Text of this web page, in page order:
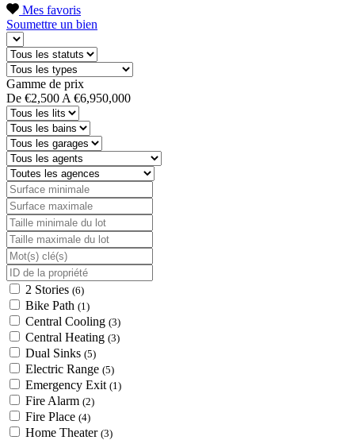
Mes favoris
Soumettre un bien
Gamme de prix
De €2,500 A €6,950,000
2 Stories (6)
Bike Path (1)
Central Cooling (3)
Central Heating (3)
Dual Sinks (5)
Electric Range (5)
Emergency Exit (1)
Fire Alarm (2)
Fire Place (4)
Home Theater (3)